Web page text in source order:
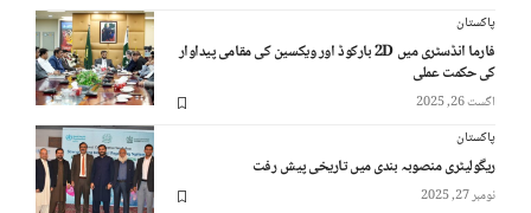
پاکستان
فارما انڈسٹری میں 2D بارکوڈ اور ویکسین کی مقامی پیداوار
کی حکمت عملی
اگست 26, 2025
پاکستان
ریگولیٹری منصوبہ بندی میں تاریخی پیش رفت
نومبر 27, 2025